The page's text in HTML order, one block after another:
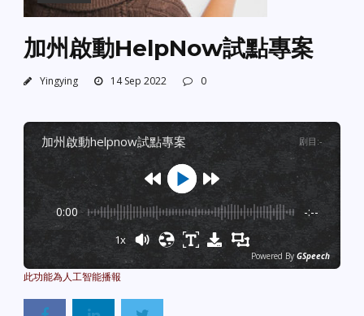
加州啟動HelpNow試點專案
Yingying 14 Sep 2022 0
加州啟動helpnow試點專案 剧目 :-
0:00 -:--
1x
Powered By GSpeech